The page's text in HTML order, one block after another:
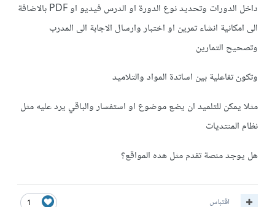
داخل الدورات وتحديد نوع الدورة او الدرس فيديو او PDF بالاضافة
الى امكانية انشاء تمرين او اختبار وارسال الاجابة الى المدرب
وتصحيح التمارين
وتكون تفاعلية بين اساتدة المواد والتلاميد
مثلا يمكن للتلميد ان يضع موضوع او استفسار والباقي يرد عليه مثل
نظام المنتديات
هل يوجد منصة تقدم مثل هده المواقع؟
1 اقتباس